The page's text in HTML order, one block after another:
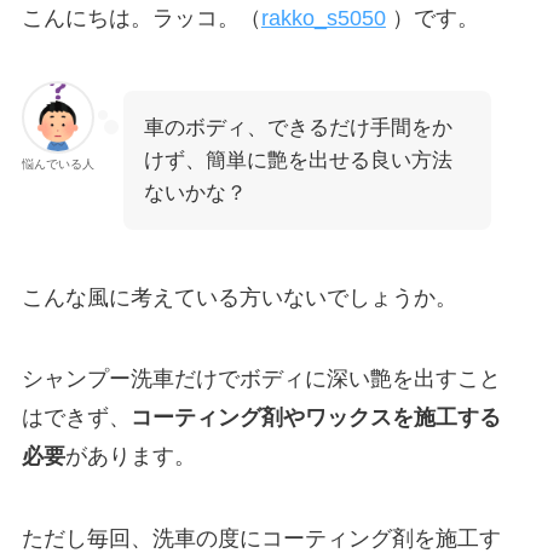
こんにちは。ラッコ。（ rakko_s5050）です。
悩んでいる人
車のボディ、できるだけ手間をか
けず、簡単に艶を出せる良い方法
ないかな？
こんな風に考えている方いないでしょうか。
シャンプー洗車だけでボディに深い艶を出すこと
はできず、
コーティング剤やワックスを施工する
必要があります。
ただし毎回、洗車の度にコーティング剤を施工す